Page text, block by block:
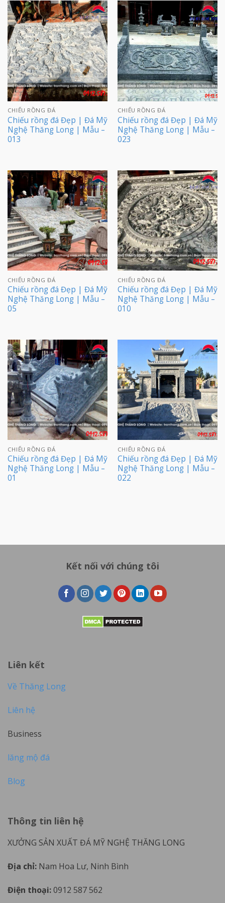
CHIẾU RỒNG ĐÁ
Chiếu rồng đá Đẹp | Đá Mỹ
Nghệ Thăng Long | Mẫu –
013
CHIẾU RỒNG ĐÁ
Chiếu rồng đá Đẹp | Đá Mỹ
Nghệ Thăng Long | Mẫu –
023
CHIẾU RỒNG ĐÁ
Chiếu rồng đá Đẹp | Đá Mỹ
Nghệ Thăng Long | Mẫu –
05
CHIẾU RỒNG ĐÁ
Chiếu rồng đá Đẹp | Đá Mỹ
Nghệ Thăng Long | Mẫu –
010
CHIẾU RỒNG ĐÁ
Chiếu rồng đá Đẹp | Đá Mỹ
Nghệ Thăng Long | Mẫu –
01
CHIẾU RỒNG ĐÁ
Chiếu rồng đá Đẹp | Đá Mỹ
Nghệ Thăng Long | Mẫu –
022
Kết nối với chúng tôi
Liên kết
Về Thăng Long
Liên hệ
Business
lăng mộ đá
Blog
Thông tin liên hệ
XƯỞNG SẢN XUẤT ĐÁ MỸ NGHỆ THĂNG LONG
Địa chỉ: Nam Hoa Lư, Ninh Bình
Điện thoại:0912 587 562